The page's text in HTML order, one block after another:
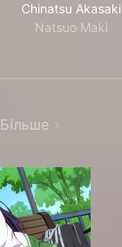
Chinatsu Akasaki
Natsuo Maki
Більше